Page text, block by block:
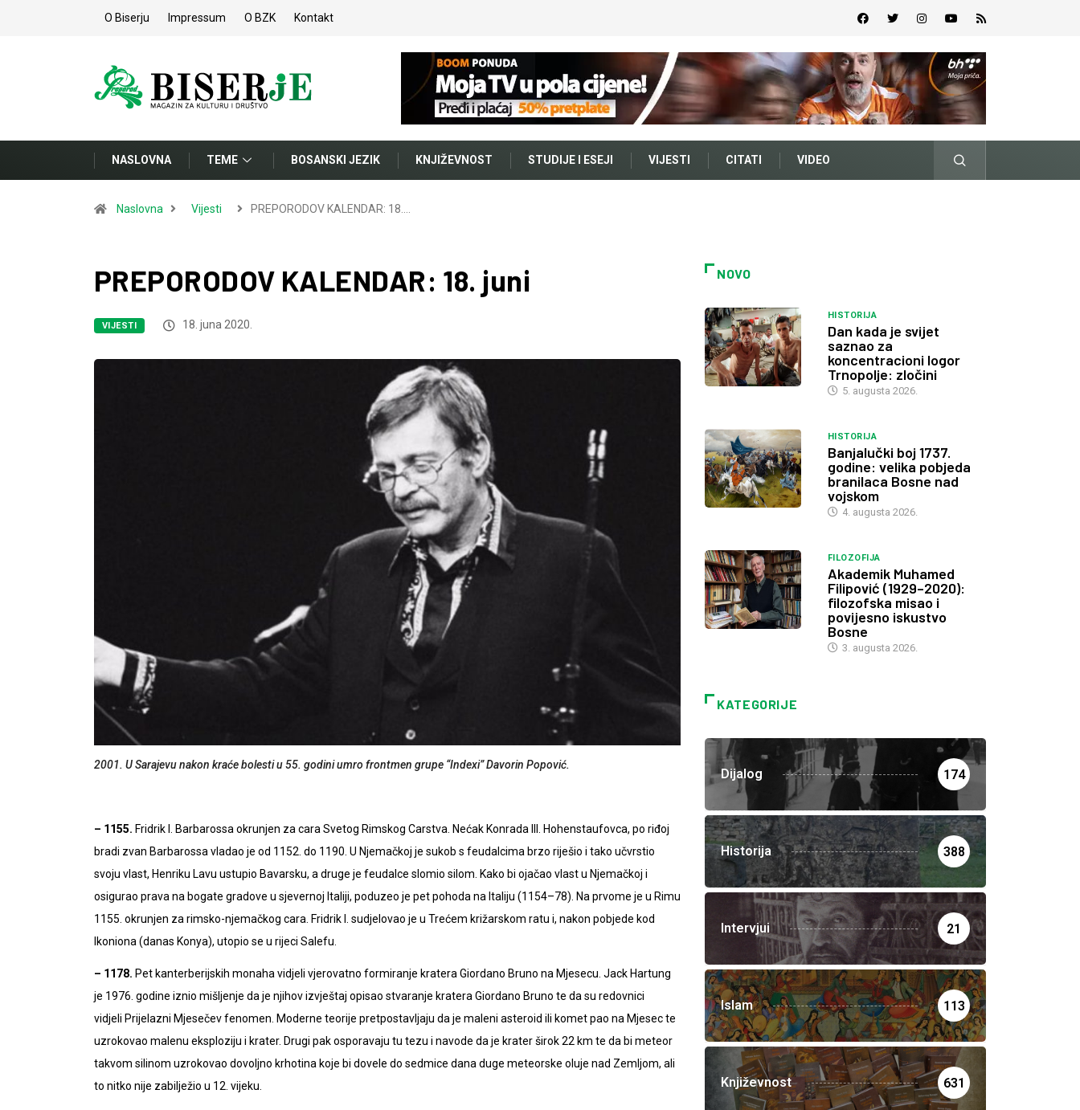
O Biserju Impressum O BZK Kontakt
NASLOVNA TEME BOSANSKI JEZIK KNJIŽEVNOST STUDIJE I ESEJI VIJESTI CITATI VIDEO
Naslovna Vijesti PREPORODOV KALENDAR: 18.…
PREPORODOV KALENDAR: 18. juni
VIJESTI 18. juna 2020.
2001. U Sarajevu nakon kraće bolesti u 55. godini umro frontmen grupe “Indexi” Davorin Popović.
– 1155. Fridrik I. Barbarossa okrunjen za cara Svetog Rimskog Carstva. Nećak Konrada III. Hohenstaufovca, po riđoj
bradi zvan Barbarossa vladao je od 1152. do 1190. U Njemačkoj je sukob s feudalcima brzo riješio i tako učvrstio
svoju vlast, Henriku Lavu ustupio Bavarsku, a druge je feudalce slomio silom. Kako bi ojačao vlast u Njemačkoj i
osigurao prava na bogate gradove u sjevernoj Italiji, poduzeo je pet pohoda na Italiju (1154–78). Na prvome je u Rimu
1155. okrunjen za rimsko-njemačkog cara. Fridrik I. sudjelovao je u Trećem križarskom ratu i, nakon pobjede kod
Ikoniona (danas Konya), utopio se u rijeci Salefu.
– 1178. Pet kanterberijskih monaha vidjeli vjerovatno formiranje kratera Giordano Bruno na Mjesecu. Jack Hartung
je 1976. godine iznio mišljenje da je njihov izvještaj opisao stvaranje kratera Giordano Bruno te da su redovnici
vidjeli Prijelazni Mjesečev fenomen. Moderne teorije pretpostavljaju da je maleni asteroid ili komet pao na Mjesec te
uzrokovao malenu eksploziju i krater. Drugi pak osporavaju tu tezu i navode da je krater širok 22 km te da bi meteor
takvom silinom uzrokovao dovoljno krhotina koje bi dovele do sedmice dana duge meteorske oluje nad Zemljom, ali
to nitko nije zabilježio u 12. vijeku.
NOVO
HISTORIJA
Dan kada je svijet
saznao za
koncentracioni logor
Trnopolje: zločini
5. augusta 2026.
HISTORIJA
Banjalučki boj 1737.
godine: velika pobjeda
branilaca Bosne nad
vojskom
4. augusta 2026.
FILOZOFIJA
Akademik Muhamed
Filipović (1929–2020):
filozofska misao i
povijesno iskustvo
Bosne
3. augusta 2026.
KATEGORIJE
Dijalog 174
Historija 388
Intervjui 21
Islam 113
Književnost 631